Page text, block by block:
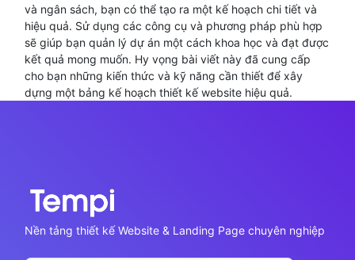
và ngân sách, bạn có thể tạo ra một kế hoạch chi tiết và
hiệu quả. Sử dụng các công cụ và phương pháp phù hợp
sẽ giúp bạn quản lý dự án một cách khoa học và đạt được
kết quả mong muốn. Hy vọng bài viết này đã cung cấp
cho bạn những kiến thức và kỹ năng cần thiết để xây
dựng một bảng kế hoạch thiết kế website hiệu quả.
Nền tảng thiết kế Website & Landing Page chuyên nghiệp